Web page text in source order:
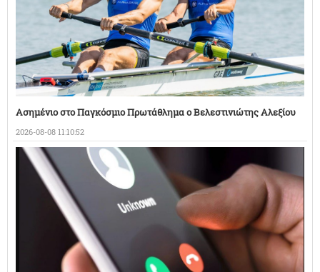
Ασημένιο στο Παγκόσμιο Πρωτάθλημα ο Βελεστινιώτης Αλεξίου
2026-08-08 11:10:52